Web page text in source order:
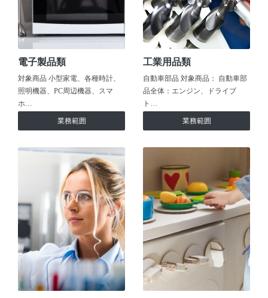
電子製品類
対象商品 小型家電、各種時計、
照明機器、PC周辺機器、スマ
ホ…
業務範囲
工業用品類
自動車部品 対象商品： 自動車部
品全体：エンジン、ドライブ
ト…
業務範囲